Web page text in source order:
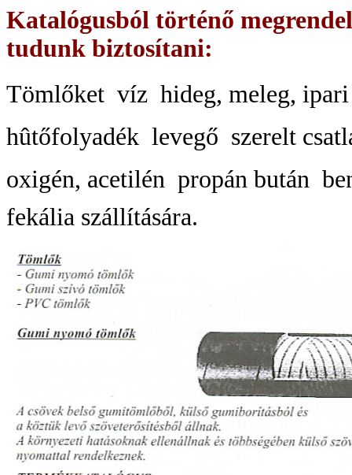
Katalógusból történő
tudunk biztosítani:
Tömlőket  víz  hideg, meleg, ipari
hûtőfolyadék  levegő  szerelt
oxigén, acetilén  propán bután 
fekália szállítására.